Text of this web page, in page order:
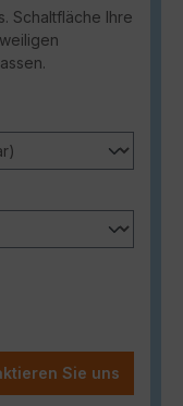
Schaltfläche Ihre
Sie uns